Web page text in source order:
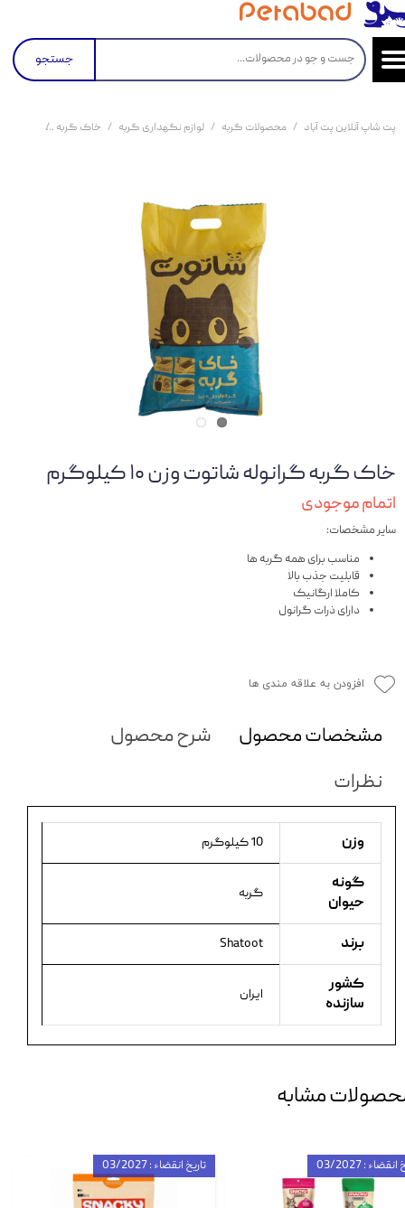
جستجو
پت شاپ آنلاین پت آباد محصولات گربه لوازم نگهداری گربه خاک گربه
خاک گربه گرانوله شاتوت وزن ۱۰ کیلوگرم
اتمام موجودی
سایر مشخصات:
مناسب برای همه گربه ها
قابلیت جذب بالا
کاملا ارگانیک
دارای ذرات گرانول
افزودن به علاقه مندی ها
مشخصات محصول
شرح محصول
نظرات
وزن 10 کیلوگرم
گونه
حیوان
گربه
برند Shatoot
کشور
سازنده
ایران
مشابه
تاریخ انقضاء : 03/2027 : 03/2027